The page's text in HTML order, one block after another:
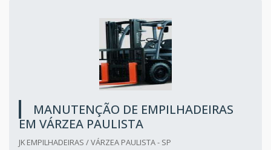
MANUTENÇÃO DE EMPILHADEIRAS
EM VÁRZEA PAULISTA
JK EMPILHADEIRAS / VÁRZEA PAULISTA - SP